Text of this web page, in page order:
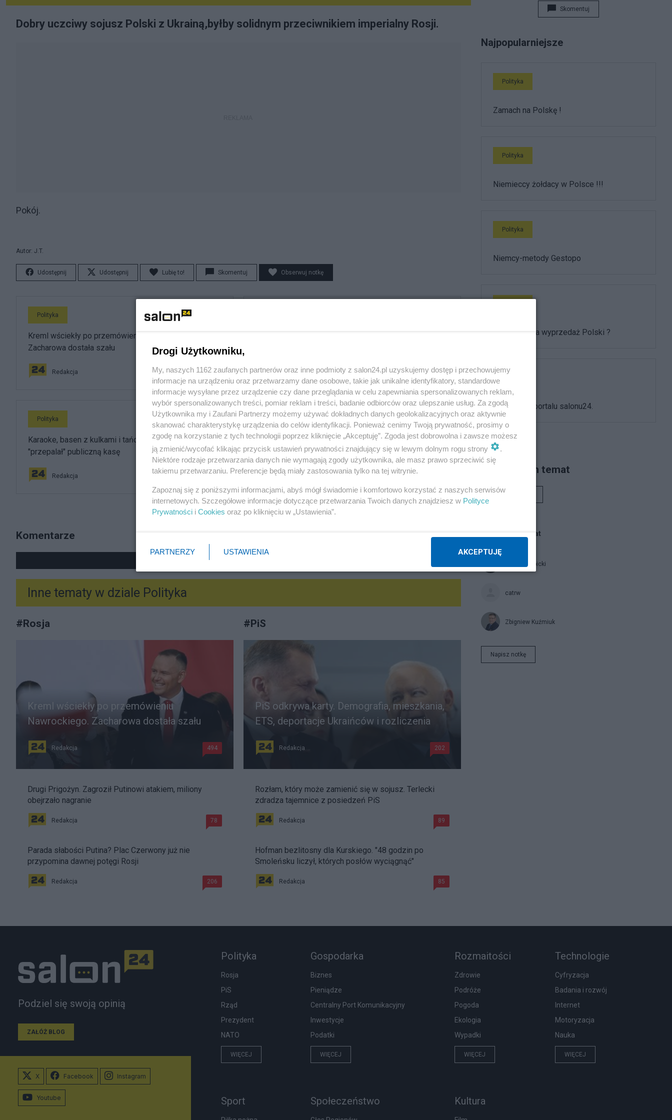
Dobry uczciwy sojusz Polski z Ukrainą,byłby solidnym przeciwnikiem imperialny Rosji.
Pokój.
Autor: J.T.
Udostępnij Udostępnij Lubię to! Skomentuj Obserwuj notkę
Polityka
Kreml wściekły po przemówieniu Nawrockiego.
Zacharowa dostała szału
Redakcja Redakcja
Polityka
Karaoke, basen z kulkami i tańce hulańce. Tak resort
"przepalał" publiczną kasę
Redakcja
Polityka
Rok z Nawrockim. Głośne weta, sojusz z USA i powrót
do Trójmorza
Redakcja
Komentarze
POKAŻ KOMENTARZE
Inne tematy w dziale Polityka
#Rosja
Kreml wściekły po przemówieniu
Nawrockiego. Zacharowa dostała szału
Redakcja 494
Drugi Prigożyn. Zagroził Putinowi atakiem, miliony
obejrzało nagranie
Redakcja 78
Parada słabości Putina? Plac Czerwony już nie
przypomina dawnej potęgi Rosji
Redakcja 206
#PiS
PiS odkrywa karty. Demografia, mieszkania,
ETS, deportacje Ukraińców i rozliczenia
Redakcja 202
Rozłam, który może zamienić się w sojusz. Terlecki
zdradza tajemnice z posiedzeń PiS
Redakcja 89
Hofman bezlitosny dla Kurskiego. "48 godzin po
Smoleńsku liczył, których posłów wyciągnąć"
Redakcja 85
Skomentuj
Najpopularniejsze
Polityka
Zamach na Polskę !
Polityka
Niemieccy żołdacy w Polsce !!!
Polityka
Niemcy-metody Gestopo
Kto zatrzyma wyprzedaż Polski ?
Cenzura na portalu salonu24.
Piszą na ten temat
Blogi na ten temat
Jan Filip Libicki
catrw
Zbigniew Kuźmiuk
Napisz notkę
Podziel się swoją opinią
ZAŁÓŻ BLOG
Polityka
Rosja
PiS
Rząd
Prezydent
NATO
WIĘCEJ
Gospodarka
Biznes
Pieniądze
Centralny Port Komunikacyjny
Inwestycje
Podatki
WIĘCEJ
Rozmaitości
Zdrowie
Podróże
Pogoda
Ekologia
Wypadki
WIĘCEJ
Technologie
Cyfryzacja
Badania i rozwój
Internet
Motoryzacja
Nauka
WIĘCEJ
Sport Społeczeństwo Kultura
X Facebook Instagram
Youtube
Drogi Użytkowniku,
My, naszych 1162 zaufanych partnerów oraz inne podmioty z salon24.pl uzyskujemy dostęp i przechowujemy
informacje na urządzeniu oraz przetwarzamy dane osobowe, takie jak unikalne identyfikatory, standardowe
informacje wysyłane przez urządzenie czy dane przeglądania w celu zapewniania spersonalizowanych reklam,
wybór spersonalizowanych treści, pomiar reklam i treści, badanie odbiorców oraz ulepszanie usług. Za zgodą
Użytkownika my i Zaufani Partnerzy możemy używać dokładnych danych geolokalizacyjnych oraz aktywnie
skanować charakterystykę urządzenia do celów identyfikacji. Ponieważ cenimy Twoją prywatność, prosimy o
zgodę na korzystanie z tych technologii poprzez kliknięcie „Akceptuję”. Zgoda jest dobrowolna i zawsze możesz
ją zmienić/wycofać klikając przycisk ustawień prywatności znajdujący się w lewym dolnym rogu strony
.
Niektóre rodzaje przetwarzania danych nie wymagają zgody użytkownika, ale masz prawo sprzeciwić się
takiemu przetwarzaniu. Preferencje będą miały zastosowania tylko na tej witrynie.
Zapoznaj się z poniższymi informacjami, abyś mógł świadomie i komfortowo korzystać z naszych serwisów
internetowych. Szczegółowe informacje dotyczące przetwarzania Twoich danych znajdziesz w Polityce
Prywatności i Cookies oraz po kliknięciu w „Ustawienia”.
PARTNERZY USTAWIENIA AKCEPTUJĘ